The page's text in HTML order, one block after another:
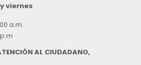
viernes
a.m.
AL CIUDADANO,